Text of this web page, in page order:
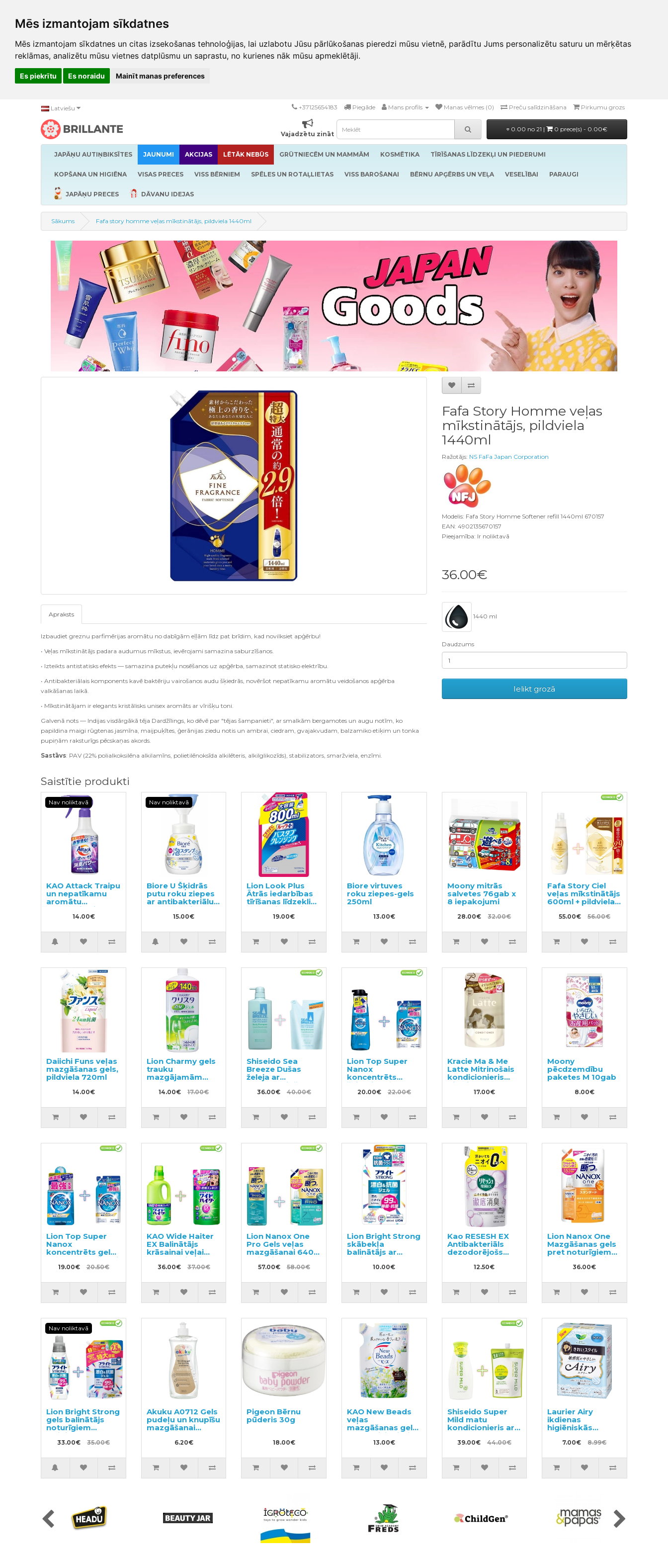
Mēs izmantojam sīkdatnes
Mēs izmantojam sīkdatnes un citas izsekošanas tehnoloģijas, lai uzlabotu Jūsu pārlūkošanas pieredzi mūsu vietnē, parādītu Jums personalizētu saturu un mērķētas
reklāmas, analizētu mūsu vietnes datplūsmu un saprastu, no kurienes nāk mūsu apmeklētāji.
Es piekrītu Es noraidu Mainīt manas preferences
Latviešu +37125654183 Piegāde Mans profils Manas vēlmes (0) Preču salīdzināšana Pirkumu grozs
Vajadzētu zināt
0.00 no 21 | 0 prece(s) - 0.00€
JAPĀŅU AUTIŅBIKSĪTES JAUNUMI AKCIJAS LĒTĀK NEBŪS GRŪTNIECĒM UN MAMMĀM KOSMĒTIKA TĪRĪŠANAS LĪDZEKĻI UN PIEDERUMI
KOPŠANA UN HIGIĒNA VISAS PRECES VISS BĒRNIEM SPĒLES UN ROTAĻLIETAS VISS BAROŠANAI BĒRNU APĢĒRBS UN VEĻA VESELĪBAI PARAUGI
JAPĀŅU PRECES DĀVANU IDEJAS
Sākums Fafa story homme veļas mīkstinātājs, pildviela 1440ml
Apraksts
Izbaudiet greznu parfimērijas aromātu no dabīgām eļļām līdz pat brīdim, kad novilksiet apģērbu!
• Veļas mīkstinātājs padara audumus mīkstus, ievērojami samazina saburzīšanos.
• Izteikts antistatisks efekts — samazina putekļu nosēšanos uz apģērba, samazinot statisko elektrību.
• Antibakteriālais komponents kavē baktēriju vairošanos audu šķiedrās, novēršot nepatīkamu aromātu veidošanos apģērba
valkāšanas laikā.
• Mīkstinātājam ir elegants kristālisks unisex aromāts ar vīrišķu toni.
Galvenā nots — Indijas visdārgākā tēja Dardžīlings, ko dēvē par "tējas šampanieti", ar smalkām bergamotes un augu notīm, ko
papildina maigi rūgtenas jasmīna, maijpuķītes, ģerānijas ziedu notis un ambrai, ciedram, gvajakvudam, balzamiko etiķim un tonka
pupiņām raksturīgs pēcskaņas akords.
Sastāvs: PAV (22% polialkoksilēna alkilamīns, polietilēnoksīda alkilēteris, alkilglikozīds), stabilizators, smaržviela, enzīmi.
Fafa Story Homme veļas
mīkstinātājs, pildviela
1440ml
Ražotājs: NS FaFa Japan Corporation
Modelis: Fafa Story Homme Softener refill 1440ml 670157
EAN: 4902135670157
Pieejamība: Ir noliktavā
36.00€
1440 ml
Daudzums
Ielikt grozā
Saistītie produkti
Nav noliktavā
KAO Attack Traipu
un nepatīkamu
aromātu
noņēmējs pirms
mazgāšanas
14.00€
Nav noliktavā
Biore U Šķidrās
putu roku ziepes
ar antibakteriālu
efektu ar vieglu
citrusaugļu
15.00€
Lion Look Plus
Ātrās iedarbības
tīrīšanas līdzeklis
vannasistabai ar
ziepju aromātu,
19.00€
Biore virtuves
roku ziepes-gels
250ml
13.00€
Moony mitrās
salvetes 76gab x
8 iepakojumi
28.00€ 32.00€
Fafa Story Ciel
veļas mīkstinātājs
600ml + pildviela
55.00€ 56.00€
Daiichi Funs veļas
mazgāšanas gels,
pildviela 720ml
14.00€
Lion Charmy gels
trauku
mazgājamām
mašīnām ar
citronmētras
840g
14.00€ 17.00€
Shiseido Sea
Breeze Dušas
želeja ar
dezodorējošu
efektu 600ml +
36.00€ 40.00€
Lion Top Super
Nanox
koncentrēts
šķidrais veļas
mazgāšanas
pudele ar sūkni +
pildviela 350g
20.00€ 22.00€
Kracie Ma & Me
Latte Mitrinošais
kondicionieris
pildviela 360g
17.00€
Moony
pēcdzemdību
paketes M 10gab
8.00€
Lion Top Super
Nanox
koncentrēts gels
veļas mazgāšanai
400g + pildviela
19.00€ 20.50€
KAO Wide Haiter
EX Balinātājs
krāsainai veļai
930ml + pildviela
450ml
36.00€ 37.00€
Lion Nanox One
Pro Gels veļas
mazgāšanai 640g
+ pildviela 1400g
57.00€ 58.00€
Lion Bright Strong
skābekļa
balinātājs ar
antibakteriālu
iedarbību,
10.00€
Kao RESESH EX
Antibakteriāls
dezodorējošs
apģērbam un
aromāts, pildviela
320ml
12.50€
Lion Nanox One
Mazgāšanas gels
pret noturīgiem
traipiem, pildviela
36.00€
Nav noliktavā
Lion Bright Strong
gels balinātājs
noturīgiem
traipiem ar
antibakteriālu
pildviela 1200ml
33.00€ 35.00€
Akuku A0712 Gels
pudeļu un knupīšu
mazgāšanai
6.20€
Pigeon Bērnu
pūderis 30g
18.00€
KAO New Beads
veļas
mazgāšanas gels
ar kondicionieri,
pildviela 650g
13.00€
Shiseido Super
Mild matu
kondicionieris ar
220ml + pildviela
39.00€ 44.00€
Laurier Airy
ikdienas
higiēniskās
spārniņiem jūtīgai
7.00€ 8.99€